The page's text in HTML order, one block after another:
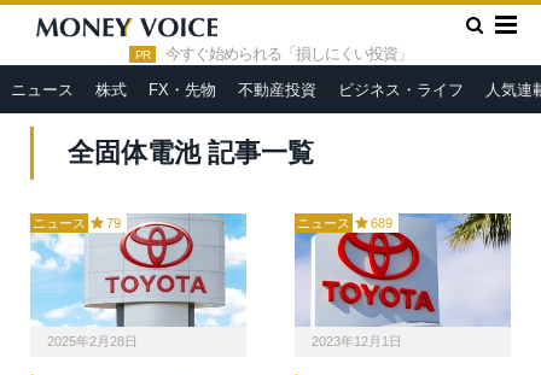
PR 今すぐ始められる「損しにくい投資」
ニュース 株式 FX・先物 不動産投資 ビジネス・ライフ 人気連
HOME » 全固体電池
全固体電池 記事一覧
ニュース 79
2025年2月28日
ニュース 689
2023年12月1日